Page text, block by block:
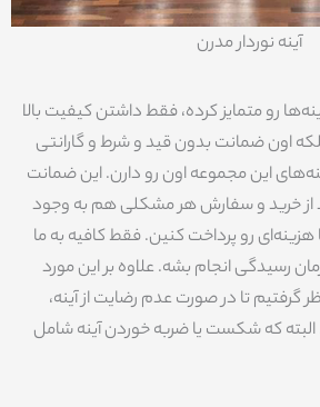
آینه نوردار مدرن
رو متمایز کرده، فقط داشتن کیفیت بالا
اون ضمانت بدون قید و شرط و گارانتی
این مجموعه اون رو دارن. این ضمانت
از خرید و سفارش هر مشکلی هم به وجود
رو پرداخت کنین. فقط کافیه به ما
رسیدگی انجام بشه. علاوه بر این مورد
تا در صورت عدم رضایت از آینه،
البته که شکست یا ضربه خوردن آینه شامل